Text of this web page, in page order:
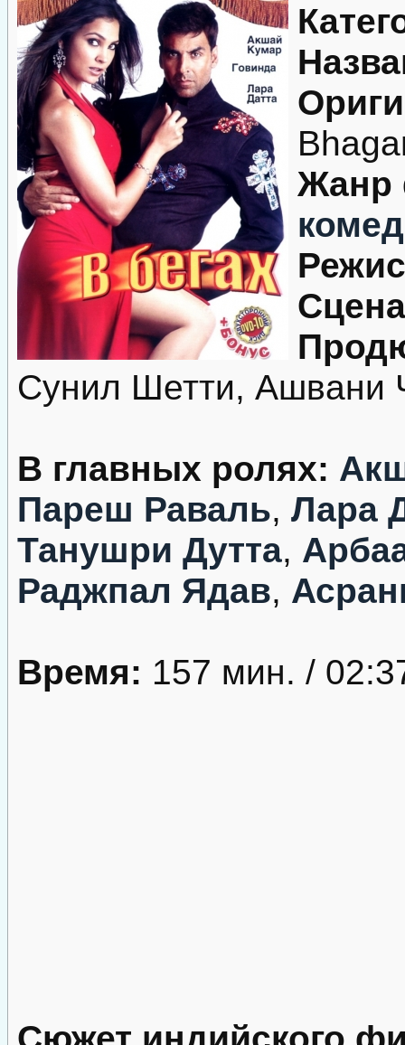
Жанр
Сунил Шетти, Ашвани
В главных ролях:
Пареш Раваль, Лара
Танушри Дутта,
Раджпал Ядав,
Время: 157 мин. /